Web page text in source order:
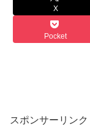
X
Pocket
スポンサーリンク